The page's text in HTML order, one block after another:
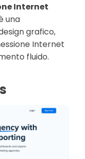
Internet
una
grafico,
Internet
fluido.